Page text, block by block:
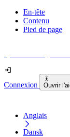
En-tête
Contenu
Pied de page
Connexion Ouvrir
Anglais
Dansk